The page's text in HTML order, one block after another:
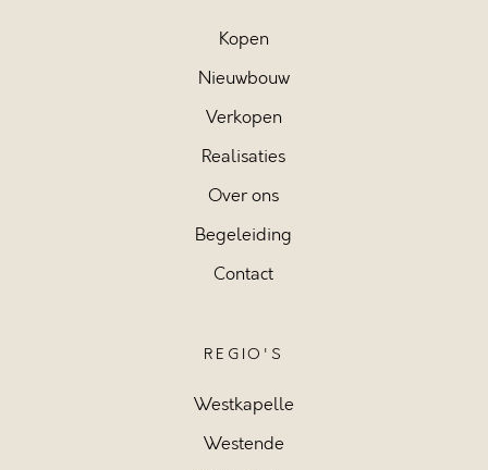
Kopen
Nieuwbouw
Verkopen
Realisaties
Over ons
Begeleiding
Contact
REGIO'S
Westkapelle
Westende